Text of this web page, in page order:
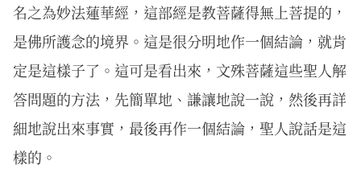
名之為妙法蓮華經，這部經是教菩薩得無上菩提的，
是佛所護念的境界。這是很分明地作一個結論，就肯
定是這樣子了。這可是看出來，文殊菩薩這些聖人解
答問題的方法，先簡單地、謙讓地說一說，然後再詳
細地說出來事實，最後再作一個結論，聖人說話是這
樣的。